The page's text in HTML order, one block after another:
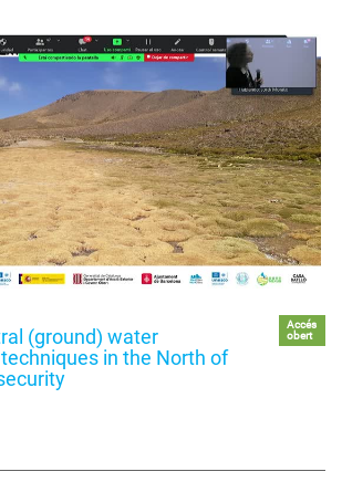
(ground) water
in the North of
Accés
obert